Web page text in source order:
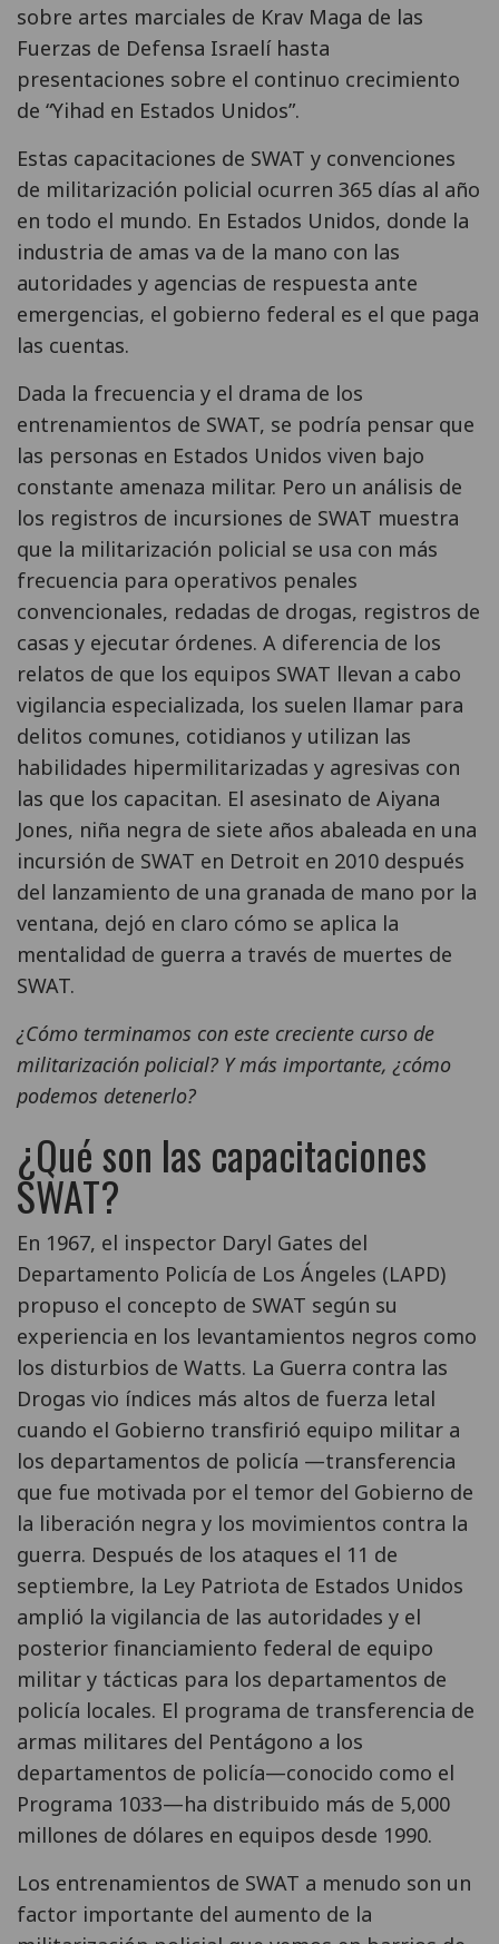
sobre artes marciales de Krav Maga de las
Fuerzas de Defensa Israelí hasta
presentaciones sobre el continuo crecimiento
de “Yihad en Estados Unidos”.
Estas capacitaciones de SWAT y convenciones
de militarización policial ocurren 365 días al año
en todo el mundo. En Estados Unidos, donde la
industria de amas va de la mano con las
autoridades y agencias de respuesta ante
emergencias, el gobierno federal es el que paga
las cuentas.
Dada la frecuencia y el drama de los
entrenamientos de SWAT, se podría pensar que
las personas en Estados Unidos viven bajo
constante amenaza militar. Pero un análisis de
los registros de incursiones de SWAT muestra
que la militarización policial se usa con más
frecuencia para operativos penales
convencionales, redadas de drogas, registros de
casas y ejecutar órdenes. A diferencia de los
relatos de que los equipos SWAT llevan a cabo
vigilancia especializada, los suelen llamar para
delitos comunes, cotidianos y utilizan las
habilidades hipermilitarizadas y agresivas con
las que los capacitan. El asesinato de Aiyana
Jones, niña negra de siete años abaleada en una
incursión de SWAT en Detroit en 2010 después
del lanzamiento de una granada de mano por la
ventana, dejó en claro cómo se aplica la
mentalidad de guerra a través de muertes de
SWAT.
¿Cómo terminamos con este creciente curso de
militarización policial? Y más importante, ¿cómo
podemos detenerlo?
¿Qué son las capacitaciones
SWAT?
En 1967, el inspector Daryl Gates del
Departamento Policía de Los Ángeles (LAPD)
propuso el concepto de SWAT según su
experiencia en los levantamientos negros como
los disturbios de Watts. La Guerra contra las
Drogas vio índices más altos de fuerza letal
cuando el Gobierno transfirió equipo militar a
los departamentos de policía —transferencia
que fue motivada por el temor del Gobierno de
la liberación negra y los movimientos contra la
guerra. Después de los ataques el 11 de
septiembre, la Ley Patriota de Estados Unidos
amplió la vigilancia de las autoridades y el
posterior financiamiento federal de equipo
militar y tácticas para los departamentos de
policía locales. El programa de transferencia de
armas militares del Pentágono a los
departamentos de policía—conocido como el
Programa 1033—ha distribuido más de 5,000
millones de dólares en equipos desde 1990.
Los entrenamientos de SWAT a menudo son un
factor importante del aumento de la